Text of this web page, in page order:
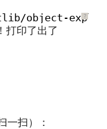
?
object-
打印了出了
一扫）：